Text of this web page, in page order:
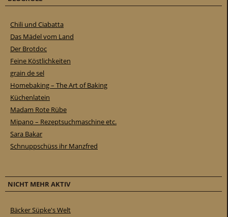
Chili und Ciabatta
Das Mädel vom Land
Der Brotdoc
Feine Köstlichkeiten
grain de sel
Homebaking – The Art of Baking
Küchenlatein
Madam Rote Rübe
Mipano – Rezeptsuchmaschine etc.
Sara Bakar
Schnuppschüss ihr Manzfred
NICHT MEHR AKTIV
Bäcker Süpke's Welt